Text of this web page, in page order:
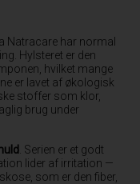
Natracare har normal
Hylsteret er den
hvilket mange
er lavet af økologisk
stoffer som klor,
brug under
. Serien er et godt
lider af irritation —
som er den fiber,